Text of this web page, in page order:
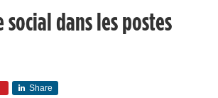
dans les postes
Share